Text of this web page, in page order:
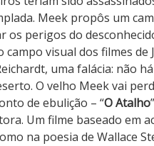
Meek propôs um
os perigos do
campo visual dos filmes
uma falácia: não
O velho Meek vai
de ebulição – “O Atalho
Um filme baseado em
na poesia de Wallace